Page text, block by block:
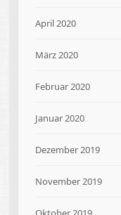
April 2020
März 2020
Februar 2020
Januar 2020
Dezember 2019
November 2019